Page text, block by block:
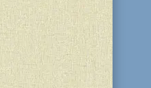
в
жертвы
Храме. Глава
о законах,